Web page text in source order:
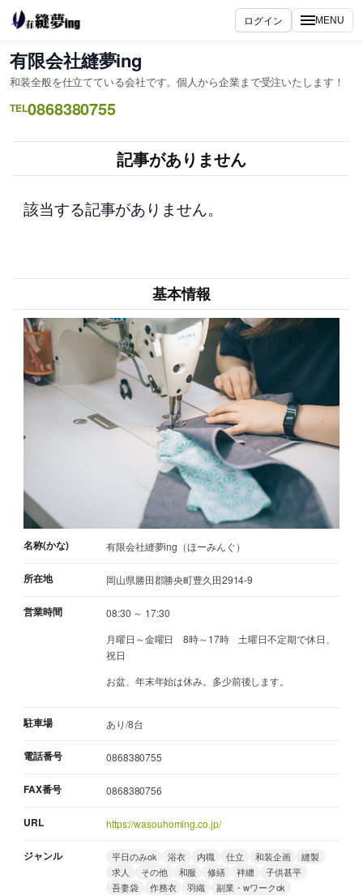
内
容
を
ス
キ
ッ
ログイン MENU
有限会社縫夢ing
和装全般を仕立てている会社です。個人から企業まで受注いたします！
TEL0868380755
記事がありません
該当する記事がありません。
基本情報
名称(かな) 有限会社縫夢ing（ほーみんぐ）
所在地 岡山県勝田郡勝央町豊久田2914-9
営業時間
08:30 ～ 17:30
月曜日～金曜日 8時～17時 土曜日不定期で休日、
祝日
お盆、年末年始は休み。多少前後します。
駐車場 あり/8台
電話番号 0868380755
FAX番号 0868380756
URL https://wasouhoming.co.jp/
ジャンル 平日のみok 浴衣 内職 仕立 和装企画
縫製
求人
その他 和服 修繕 袢纏
子供甚平
吾妻袋
作務衣 羽織 副業・wワークok